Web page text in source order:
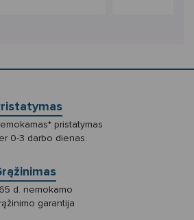
pristatymas
0-3 darbo dienas.
d. nemokamo
garantija